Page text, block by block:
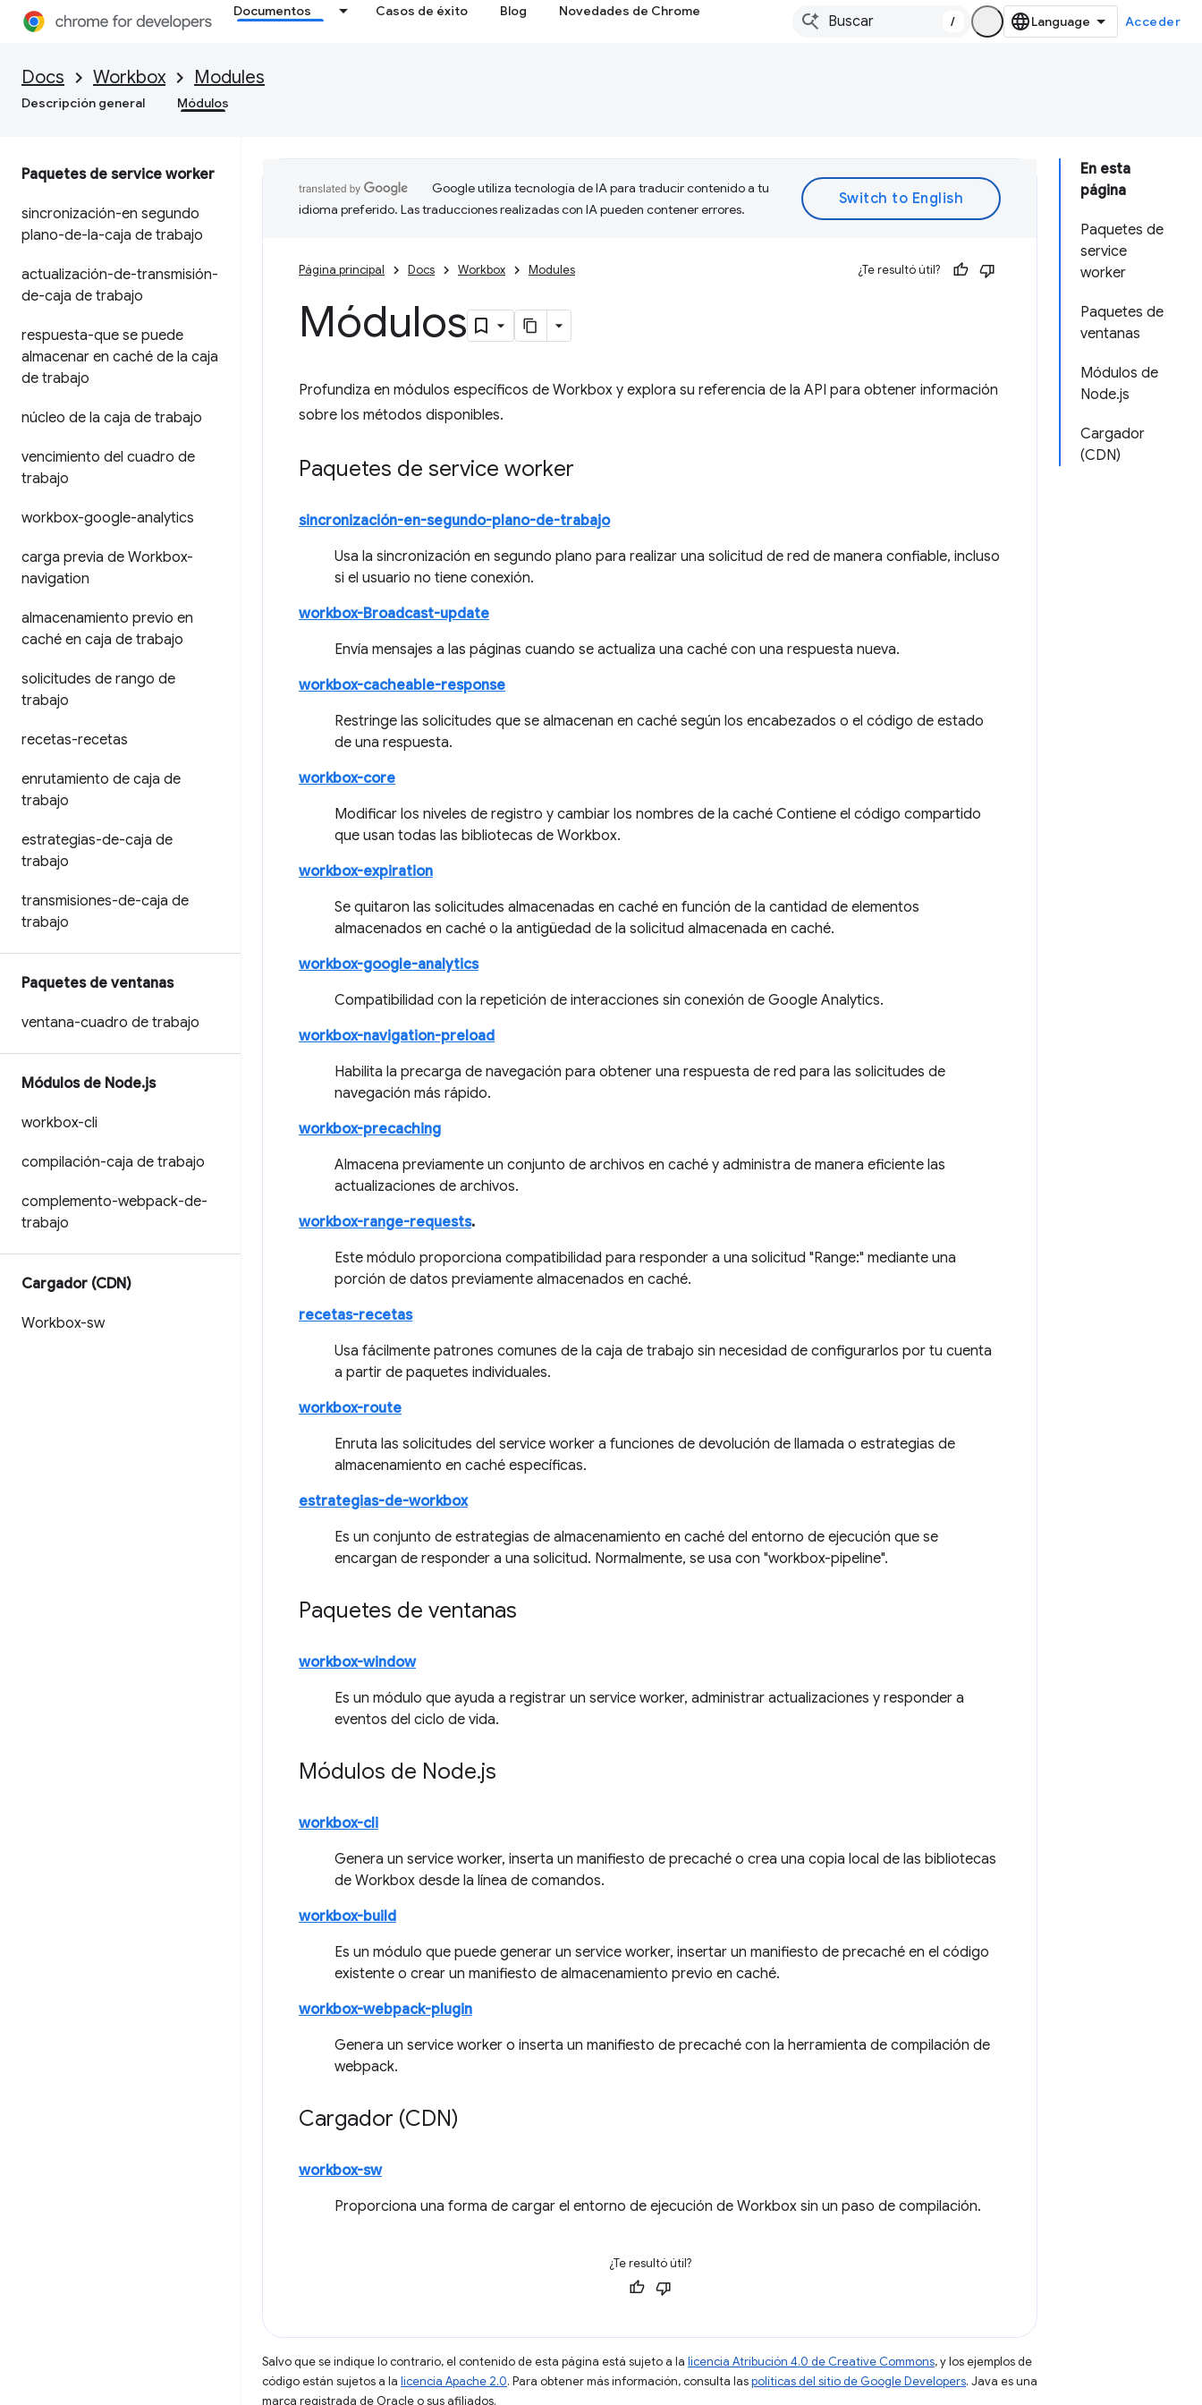
Documentos Casos de éxito Blog Novedades de Chrome
/ Acceder
Docs Workbox Modules
Descripción general Módulos
Paquetes de service worker
sincronización-en segundo
plano-de-la-caja de trabajo
actualización-de-transmisión-
de-caja de trabajo
respuesta-que se puede
almacenar en caché de la caja
de trabajo
núcleo de la caja de trabajo
vencimiento del cuadro de
trabajo
workbox-google-analytics
carga previa de Workbox-
navigation
almacenamiento previo en
caché en caja de trabajo
solicitudes de rango de
trabajo
recetas-recetas
enrutamiento de caja de
trabajo
estrategias-de-caja de
trabajo
transmisiones-de-caja de
trabajo
Paquetes de ventanas
ventana-cuadro de trabajo
Módulos de Node.js
workbox-cli
compilación-caja de trabajo
complemento-webpack-de-
trabajo
Cargador (CDN)
Workbox-sw
En esta
página
Paquetes de
service
worker
Paquetes de
ventanas
Módulos de
Node.js
Cargador
(CDN)
Google utiliza tecnología de IA para traducir contenido a tu
idioma preferido. Las traducciones realizadas con IA pueden contener errores.
Página principal Docs Workbox Modules ¿Te resultó útil?
Módulos
Profundiza en módulos específicos de Workbox y explora su referencia de la API para obtener información
sobre los métodos disponibles.
Paquetes de service worker
sincronización-en-segundo-plano-de-trabajo
Usa la sincronización en segundo plano para realizar una solicitud de red de manera confiable, incluso
si el usuario no tiene conexión.
workbox-Broadcast-update
Envía mensajes a las páginas cuando se actualiza una caché con una respuesta nueva.
workbox-cacheable-response
Restringe las solicitudes que se almacenan en caché según los encabezados o el código de estado
de una respuesta.
workbox-core
Modificar los niveles de registro y cambiar los nombres de la caché Contiene el código compartido
que usan todas las bibliotecas de Workbox.
workbox-expiration
Se quitaron las solicitudes almacenadas en caché en función de la cantidad de elementos
almacenados en caché o la antigüedad de la solicitud almacenada en caché.
workbox-google-analytics
Compatibilidad con la repetición de interacciones sin conexión de Google Analytics.
workbox-navigation-preload
Habilita la precarga de navegación para obtener una respuesta de red para las solicitudes de
navegación más rápido.
workbox-precaching
Almacena previamente un conjunto de archivos en caché y administra de manera eficiente las
actualizaciones de archivos.
workbox-range-requests.
Este módulo proporciona compatibilidad para responder a una solicitud "Range:" mediante una
porción de datos previamente almacenados en caché.
recetas-recetas
Usa fácilmente patrones comunes de la caja de trabajo sin necesidad de configurarlos por tu cuenta
a partir de paquetes individuales.
workbox-route
Enruta las solicitudes del service worker a funciones de devolución de llamada o estrategias de
almacenamiento en caché específicas.
estrategias-de-workbox
Es un conjunto de estrategias de almacenamiento en caché del entorno de ejecución que se
encargan de responder a una solicitud. Normalmente, se usa con "workbox-pipeline".
Paquetes de ventanas
workbox-window
Es un módulo que ayuda a registrar un service worker, administrar actualizaciones y responder a
eventos del ciclo de vida.
Módulos de Node.js
workbox-cli
Genera un service worker, inserta un manifiesto de precaché o crea una copia local de las bibliotecas
de Workbox desde la línea de comandos.
workbox-build
Es un módulo que puede generar un service worker, insertar un manifiesto de precaché en el código
existente o crear un manifiesto de almacenamiento previo en caché.
workbox-webpack-plugin
Genera un service worker o inserta un manifiesto de precaché con la herramienta de compilación de
webpack.
Cargador (CDN)
workbox-sw
Proporciona una forma de cargar el entorno de ejecución de Workbox sin un paso de compilación.
¿Te resultó útil?
Salvo que se indique lo contrario, el contenido de esta página está sujeto a la licencia Atribución 4.0 de Creative Commons, y los ejemplos de
código están sujetos a la licencia Apache 2.0. Para obtener más información, consulta laspolíticas del sitio de Google Developers. Java es una
marca registrada de Oracle o sus afiliados.